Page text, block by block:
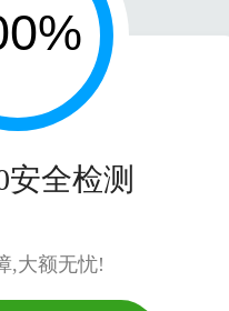
安全检测
,大额无忧!